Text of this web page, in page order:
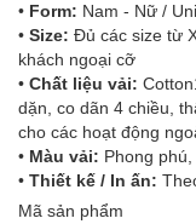
• Form: Nam - Nữ /
• Size: Đủ các size từ
khách ngoại cỡ
• Chất liệu vải:
dặn, co dãn 4 chiều,
cho các hoạt động
• Màu vải: Phong phú,
• Thiết kế / In ấn:
Mã sản phẩm